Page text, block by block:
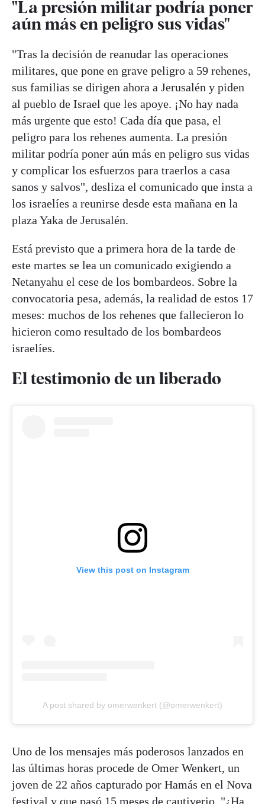
"La presión militar podría poner
aún más en peligro sus vidas"
"Tras la decisión de reanudar las operaciones
militares, que pone en grave peligro a 59 rehenes,
sus familias se dirigen ahora a Jerusalén y piden
al pueblo de Israel que les apoye. ¡No hay nada
más urgente que esto! Cada día que pasa, el
peligro para los rehenes aumenta. La presión
militar podría poner aún más en peligro sus vidas
y complicar los esfuerzos para traerlos a casa
sanos y salvos", desliza el comunicado que insta a
los israelíes a reunirse desde esta mañana en la
plaza Yaka de Jerusalén.
Está previsto que a primera hora de la tarde de
este martes se lea un comunicado exigiendo a
Netanyahu el cese de los bombardeos. Sobre la
convocatoria pesa, además, la realidad de estos 17
meses: muchos de los rehenes que fallecieron lo
hicieron como resultado de los bombardeos
israelíes.
El testimonio de un liberado
View this post on Instagram
A post shared by omerwenkert (@omerwenkert)
Uno de los mensajes más poderosos lanzados en
las últimas horas procede de Omer Wenkert, un
joven de 22 años capturado por Hamás en el Nova
festival y que pasó 15 meses de cautiverio. "¿Ha